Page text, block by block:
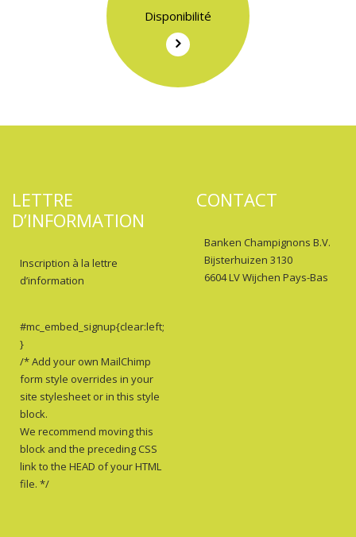
Disponibilité
LETTRE
D’INFORMATION
Inscription à la lettre
d’information
#mc_embed_signup{clear:left;
}
/* Add your own MailChimp
form style overrides in your
site stylesheet or in this style
block.
We recommend moving this
block and the preceding CSS
link to the HEAD of your HTML
file. */
CONTACT
Banken Champignons B.V.
Bijsterhuizen 3130
6604 LV Wijchen Pays-Bas